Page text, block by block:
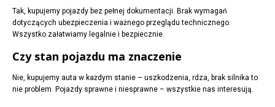
Tak, kupujemy pojazdy bez pełnej dokumentacji. Brak wymagań
dotyczących ubezpieczenia i ważnego przeglądu technicznego.
Wszystko załatwiamy legalnie i bezpiecznie.
Czy stan pojazdu ma znaczenie
Nie, kupujemy auta w każdym stanie – uszkodzenia, rdza, brak silnika to
nie problem. Pojazdy sprawne i niesprawne – wszystkie nas interesują.